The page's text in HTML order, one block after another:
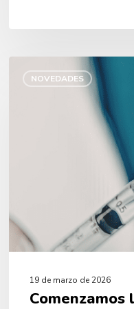
NOVEDADES
19 de marzo de 2026
Comenzamos